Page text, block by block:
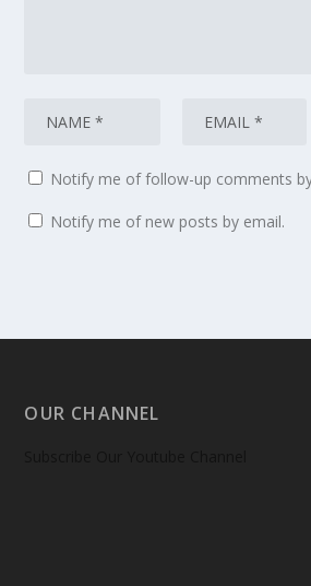
Notify me of follow-up comments
Notify me of new posts by email.
OUR CHANNEL